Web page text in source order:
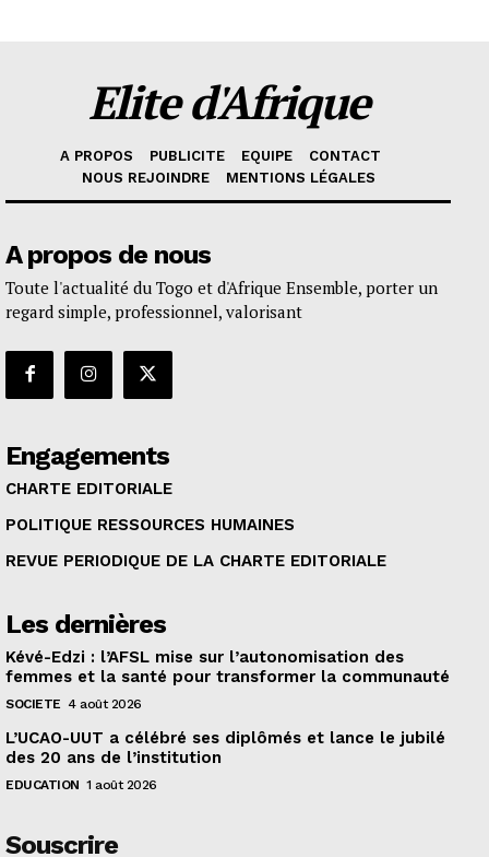
Elite d'Afrique
A PROPOS PUBLICITE EQUIPE
CONTACT
NOUS REJOINDRE
MENTIONS LÉGALES
A propos de nous
Toute l'actualité du Togo et d'Afrique Ensemble, porter un
regard simple, professionnel, valorisant
Engagements
CHARTE EDITORIALE
POLITIQUE RESSOURCES HUMAINES
REVUE PERIODIQUE DE LA CHARTE EDITORIALE
Les dernières
Kévé-Edzi : l’AFSL mise sur l’autonomisation des
femmes et la santé pour transformer la communauté
SOCIETE 4 août 2026
L’UCAO-UUT a célébré ses diplômés et lance le jubilé
des 20 ans de l’institution
EDUCATION 1 août 2026
Souscrire